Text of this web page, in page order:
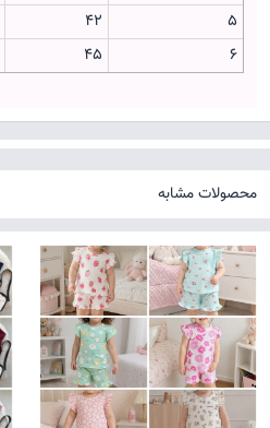
5
42
6
45
محصولات مشابه